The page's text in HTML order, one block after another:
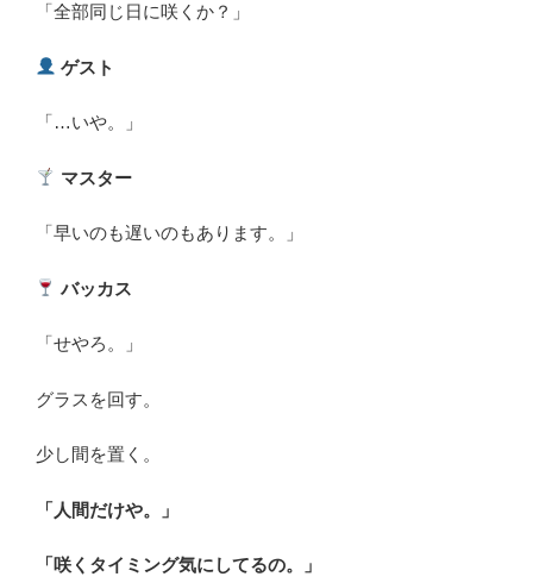
「全部同じ日に咲くか？」
ゲスト
「…いや。」
マスター
「早いのも遅いのもあります。」
バッカス
「せやろ。」
グラスを回す。
少し間を置く。
「人間だけや。」
「咲くタイミング気にしてるの。」